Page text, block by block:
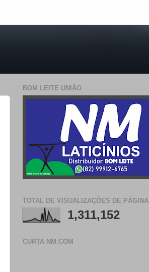
BOM LEITE UNIÃO
TOTAL DE VISUALIZAÇÕES DE PÁGINA
1,311,152
CURTA NM.COM